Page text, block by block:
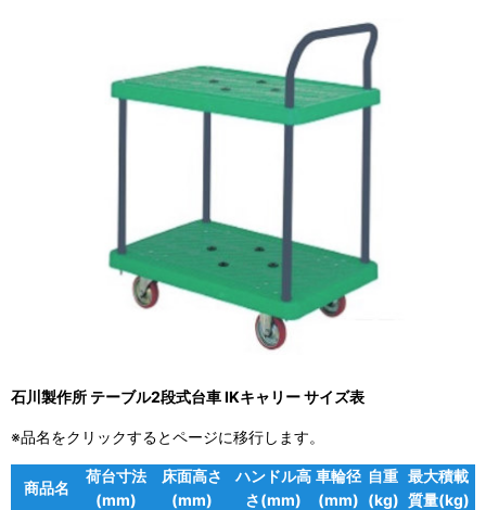
石川製作所 テーブル2段式台車 IKキャリー サイズ表
※品名をクリックするとページに移行します。
商品名
荷台寸法
(mm)
床面高さ
(mm)
ハンドル高
さ(mm)
車輪径
(mm)
自重
(kg)
最大積載
質量(kg)